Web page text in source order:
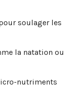
soulager les
la natation ou
nutriments